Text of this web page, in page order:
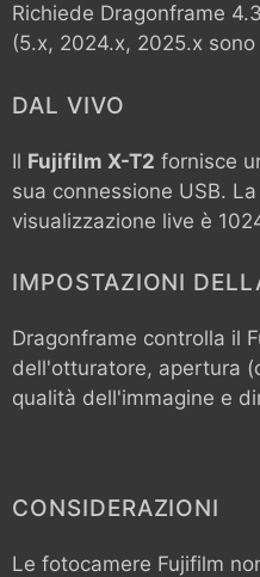
Richiede Dragonframe
(5.x, 2024.x, 2025.x
DAL VIVO
Il Fujifilm X-T2 fornisce
sua connessione USB.
visualizzazione live è
IMPOSTAZIONI
Dragonframe controlla il
dell'otturatore, apertura
qualità dell'immagine e
CONSIDERAZIONI
Le fotocamere Fujifilm